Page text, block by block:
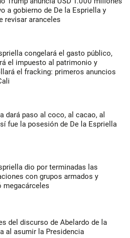
a gobierno de De la Espriella y
revisar aranceles
congelará el gasto público,
el impuesto al patrimonio y
el fracking: primeros anuncios
dará paso al coco, al cacao, al
fue la posesión de De la Espriella
dio por terminadas las
con grupos armados y
megacárceles
del discurso de Abelardo de la
al asumir la Presidencia